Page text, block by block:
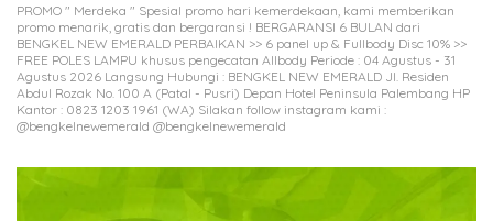
PROMO " Merdeka " Spesial promo hari kemerdekaan, kami memberikan
promo menarik, gratis dan bergaransi ! BERGARANSI 6 BULAN dari
BENGKEL NEW EMERALD PERBAIKAN >> 6 panel up & Fullbody Disc 10% >>
FREE POLES LAMPU khusus pengecatan Allbody Periode : 04 Agustus - 31
Agustus 2026 Langsung Hubungi : BENGKEL NEW EMERALD Jl. Residen
Abdul Rozak No. 100 A (Patal - Pusri) Depan Hotel Peninsula Palembang HP
Kantor : 0823 1203 1961 (WA) Silakan follow instagram kami :
@bengkelnewemerald @bengkelnewemerald